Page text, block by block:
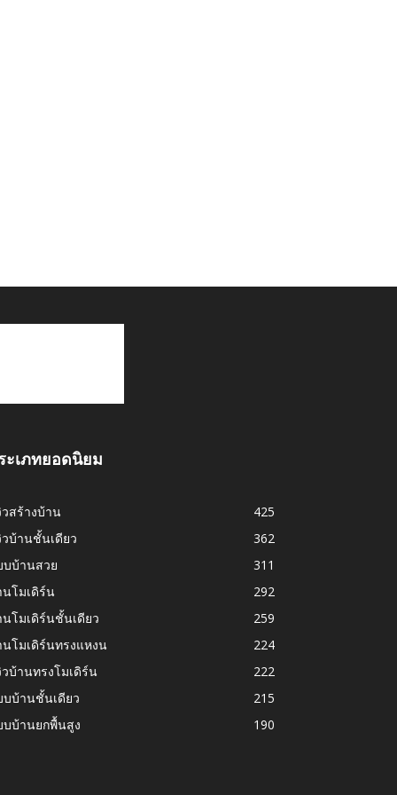
ะเภทยอดนิยม
สร้างบ้าน
425
บ้านชั้นเดียว
362
บบ้านสวย
311
โมเดิร์น
292
โมเดิร์นชั้นเดียว
259
โมเดิร์นทรงแหงน
224
บ้านทรงโมเดิร์น
222
บบ้านชั้นเดียว
215
บบ้านยกพื้นสูง
190